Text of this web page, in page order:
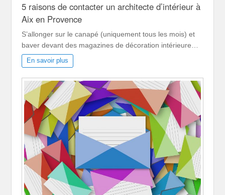
5 raisons de contacter un architecte d’intérieur à
Aix en Provence
S’allonger sur le canapé (uniquement tous les mois) et
baver devant des magazines de décoration intérieure…
En savoir plus